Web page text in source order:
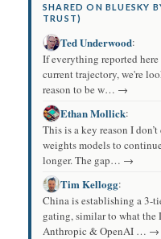
SHARED ON BLUESKY
TRUST)
Ted Underwood:
If everything reported
current trajectory, we're
reason to be w… →
Ethan Mollick:
This is a key reason I
weights models to
longer. The gap… →
Tim Kellogg:
China is establishing a 3-
gating, similar to what the
Anthropic & OpenAI … →